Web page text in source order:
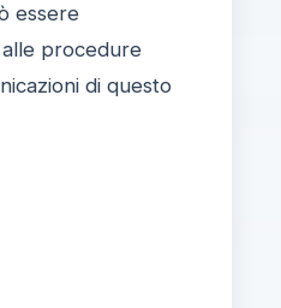
essere
alle procedure
di questo